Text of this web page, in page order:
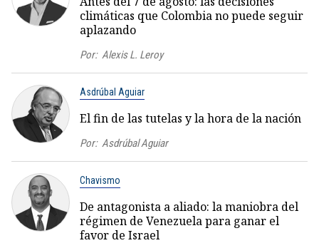
climáticas que Colombia no puede seguir
aplazando
Por: Alexis L. Leroy
Asdrúbal Aguiar
El fin de las tutelas y la hora de la nación
Por: Asdrúbal Aguiar
Chavismo
De antagonista a aliado: la maniobra del
régimen de Venezuela para ganar el
favor de Israel